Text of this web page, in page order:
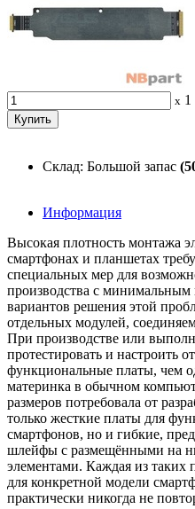
x 1
Склад: Большой запас
Информация
Высокая плотность монтажа
смартфонах и планшетах
специальных мер для
производства с
вариантов решения этой
отдельных модулей,
При производстве или
протестировать и настроить
функциональные платы, чем
материнка в обычном
размеров потребовала от
только жесткие платы для
смартфонов, но и гибкие,
шлейфы с размещёнными на
элементами. Каждая из таких
для конкретной модели
практически никогда не